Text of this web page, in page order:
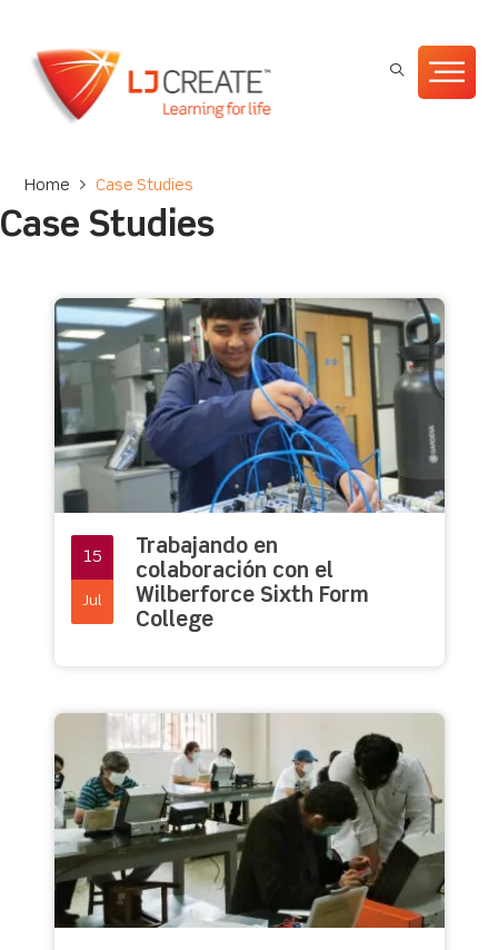
Home > Case Studies
Case Studies
15
Jul
Trabajando en
colaboración con el
Wilberforce Sixth Form
College